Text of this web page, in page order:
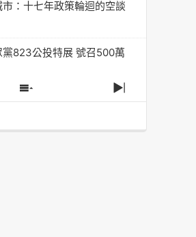
：十七年政策輪迴的空談
黨823公投特展 號召500萬
反罷免主題曲> #大展鴻圖
Show
Episodes
Next
Episode